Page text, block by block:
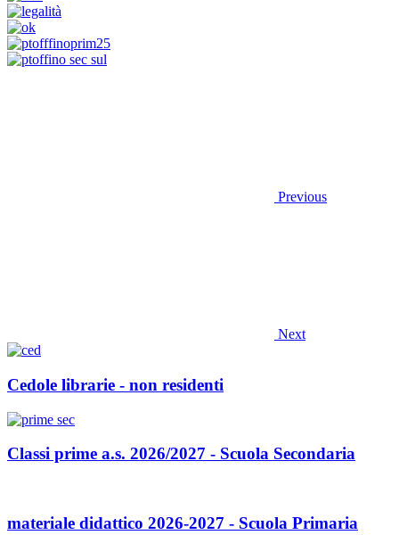
Previous
Next
Cedole librarie - non residenti
Classi prime a.s. 2026/2027 - Scuola Secondaria
materiale didattico 2026-2027 - Scuola Primaria